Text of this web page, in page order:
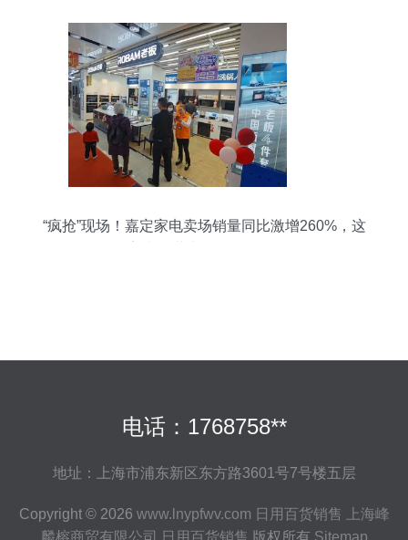
“疯抢”现场！嘉定家电卖场销量同比激增260%，这
电话：1768758**
地址：上海市浦东新区东方路3601号7号楼五层
Copyright © 2026 www.lnypfwv.com 日用百货销售
上海峰
麟榕商贸有限公司
日用百货销售 版权所有 Sitemap